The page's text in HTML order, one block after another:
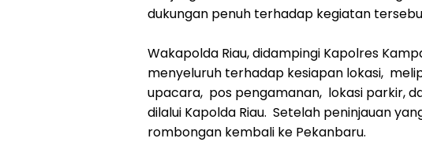
dukungan penuh terhadap kegiatan
Wakapolda Riau, didampingi Kapolres
menyeluruh terhadap kesiapan lokasi,
upacara, pos pengamanan, lokasi parkir,
dilalui Kapolda Riau. Setelah peninjauan
rombongan kembali ke Pekanbaru.